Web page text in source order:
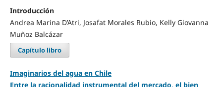
Introducción
Andrea Marina D’Atri, Josafat Morales Rubio, Kelly Giovanna
Muñoz Balcázar
Capítulo libro
Imaginarios del agua en Chile
Entre la racionalidad instrumental del mercado, el bien